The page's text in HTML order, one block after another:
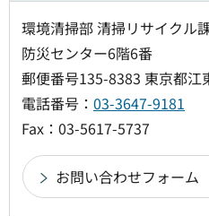
環境清掃部 清掃リサイクル
防災センター6階6番
郵便番号135-8383 東京都江
電話番号： 03-3647-9181
Fax：03-5617-5737